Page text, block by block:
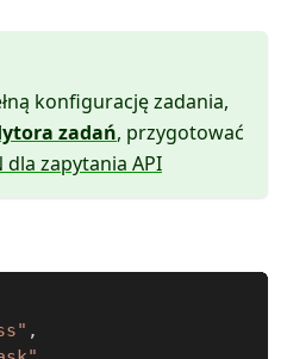
konfigurację zadania,
zadań, przygotować
dla zapytania API
,